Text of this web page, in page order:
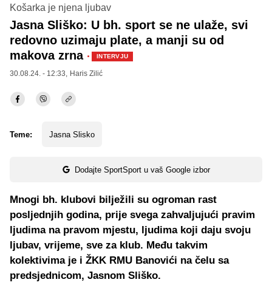
Košarka je njena ljubav
Jasna Sliško: U bh. sport se ne ulaže, svi
redovno uzimaju plate, a manji su od
makova zrna · INTERVJU
30.08.24. - 12:33, Haris Zilić
Teme: Jasna Slisko
Dodajte SportSport u vaš Google izbor
Mnogi bh. klubovi bilježili su ogroman rast
posljednjih godina, prije svega zahvaljujući pravim
ljudima na pravom mjestu, ljudima koji daju svoju
ljubav, vrijeme, sve za klub. Među takvim
kolektivima je i ŽKK RMU Banovići na čelu sa
predsjednicom, Jasnom Sliško.